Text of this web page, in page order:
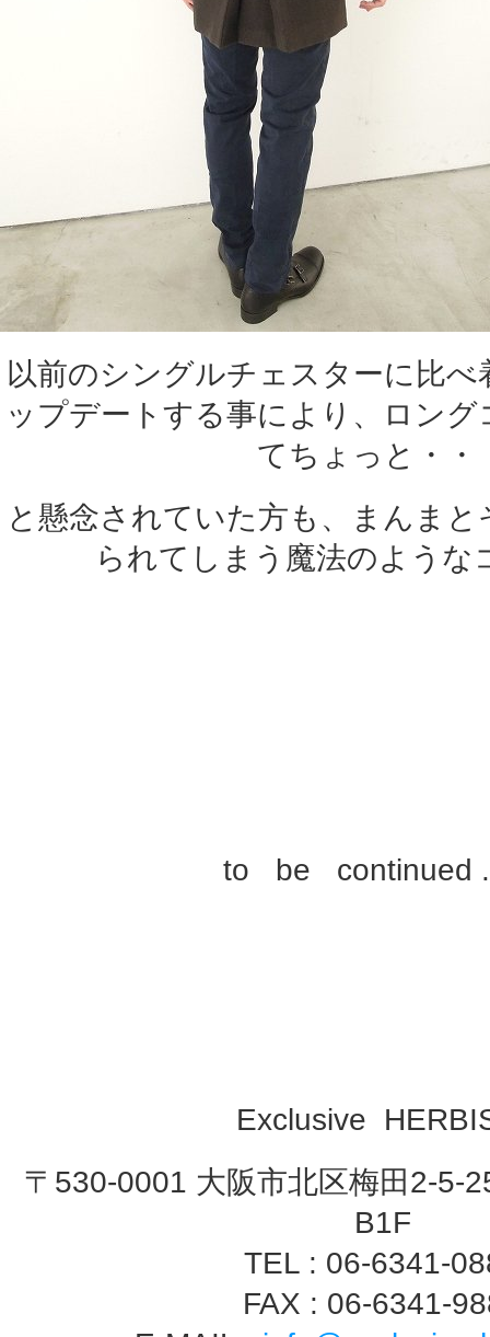
以前のシングルチェスターに比
ップデートする事により、ロン
てちょっと・・
と懸念されていた方も、まんま
られてしまう魔法のよう
to be continued
Exclusive
〒530-0001 大阪市北区梅田2-5-
B1F
TEL : 06-6341-
FAX : 06-6341-